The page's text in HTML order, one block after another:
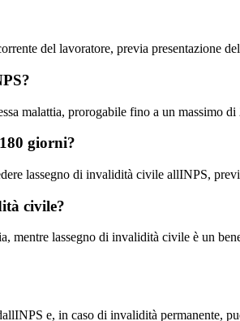
del lavoratore, previa presentazione
malattia, prorogabile fino a un massimo
giorni?
lassegno di invalidità civile allINPS,
civile?
mentre lassegno di invalidità civile è un
e, in caso di invalidità permanente,